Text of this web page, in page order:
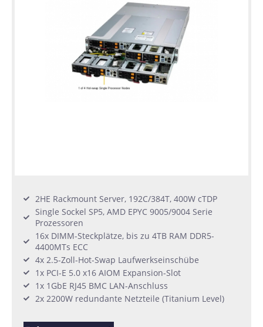
2HE Rackmount Server, 192C/384T, 400W cTDP
Single Sockel SP5, AMD EPYC 9005/9004 Serie
Prozessoren
16x DIMM-Steckplätze, bis zu 4TB RAM DDR5-
4400MTs ECC
4x 2.5-Zoll-Hot-Swap Laufwerkseinschübe
1x PCI-E 5.0 x16 AIOM Expansion-Slot
1x 1GbE RJ45 BMC LAN-Anschluss
2x 2200W redundante Netzteile (Titanium Level)